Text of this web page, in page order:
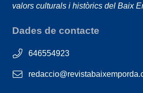
valors culturals i històrics del Baix
Dades de contacte
646554923